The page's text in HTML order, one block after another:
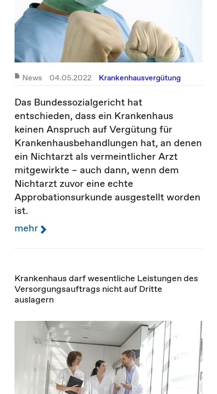
News 04.05.2022 Krankenhausvergütung
Das Bundessozialgericht hat
entschieden, dass ein Krankenhaus
keinen Anspruch auf Vergütung für
Krankenhausbehandlungen hat, an denen
ein Nichtarzt als vermeintlicher Arzt
mitgewirkte – auch dann, wenn dem
Nichtarzt zuvor eine echte
Approbationsurkunde ausgestellt worden
ist.
mehr
Krankenhaus darf wesentliche Leistungen des
Versorgungsauftrags nicht auf Dritte
auslagern